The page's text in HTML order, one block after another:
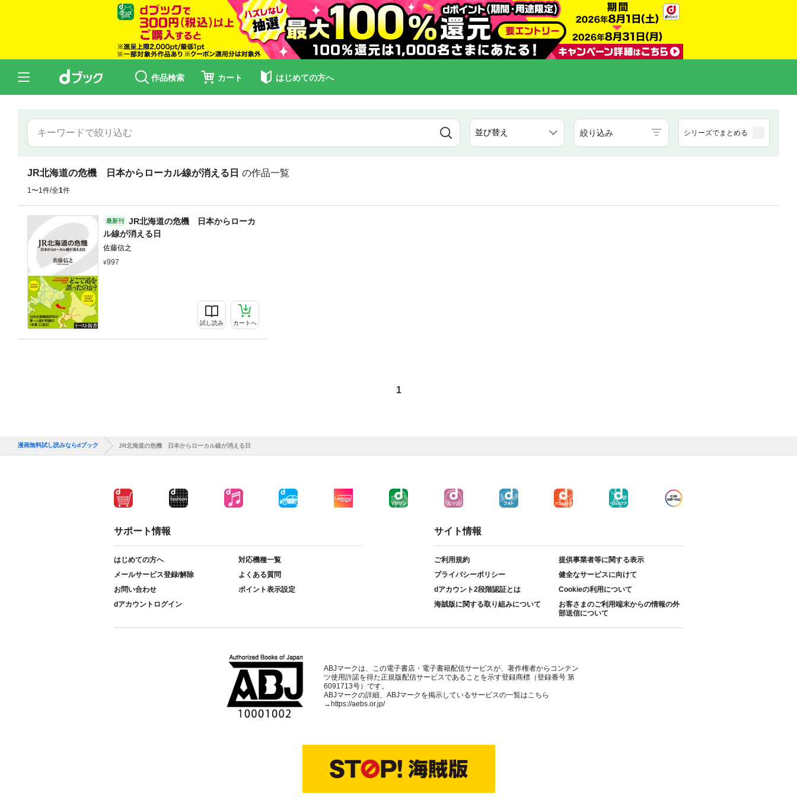
作品検索 カート はじめての方へ
絞り込み シリーズでまとめる
JR北海道の危機 日本からローカル線が消える日 の作品一覧
1〜1件/全1件
最新刊
JR北海道の危機 日本からローカ
ル線が消える日
佐藤信之
997
試し読み カートへ
1
漫画無料試し読みならdブック JR北海道の危機 日本からローカル線が消える日
サポート情報
はじめての方へ
対応機種一覧
メールサービス登録/解除
よくある質問
お問い合わせ
ポイント表示設定
dアカウントログイン
サイト情報
ご利用規約
提供事業者等に関する表示
プライバシーポリシー
健全なサービスに向けて
dアカウント2段階認証とは
Cookieの利用について
海賊版に関する取り組みについて
お客さまのご利用端末からの情報の外
部送信について
ABJマークは、この電子書店・電子書籍配信サービスが、著作権者からコンテン
ツ使用許諾を得た正規版配信サービスであることを示す登録商標（登録番号 第
6091713号）です。
ABJマークの詳細、ABJマークを掲示しているサービスの一覧はこちら
→ https://aebs.or.jp/